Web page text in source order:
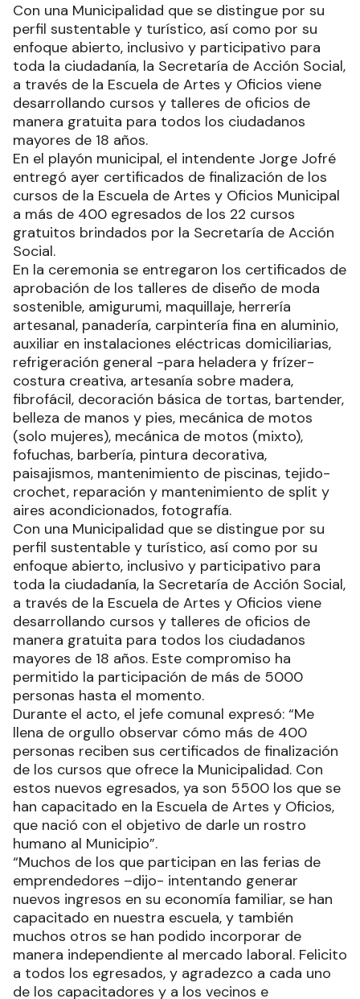
Con una Municipalidad que se distingue por su
perfil sustentable y turístico, así como por su
enfoque abierto, inclusivo y participativo para
toda la ciudadanía, la Secretaría de Acción Social,
a través de la Escuela de Artes y Oficios viene
desarrollando cursos y talleres de oficios de
manera gratuita para todos los ciudadanos
mayores de 18 años.
En el playón municipal, el intendente Jorge Jofré
entregó ayer certificados de finalización de los
cursos de la Escuela de Artes y Oficios Municipal
a más de 400 egresados de los 22 cursos
gratuitos brindados por la Secretaría de Acción
Social.
En la ceremonia se entregaron los certificados de
aprobación de los talleres de diseño de moda
sostenible, amigurumi, maquillaje, herrería
artesanal, panadería, carpintería fina en aluminio,
auxiliar en instalaciones eléctricas domiciliarias,
refrigeración general -para heladera y frízer-
costura creativa, artesanía sobre madera,
fibrofácil, decoración básica de tortas, bartender,
belleza de manos y pies, mecánica de motos
(solo mujeres), mecánica de motos (mixto),
fofuchas, barbería, pintura decorativa,
paisajismos, mantenimiento de piscinas, tejido-
crochet, reparación y mantenimiento de split y
aires acondicionados, fotografía.
Con una Municipalidad que se distingue por su
perfil sustentable y turístico, así como por su
enfoque abierto, inclusivo y participativo para
toda la ciudadanía, la Secretaría de Acción Social,
a través de la Escuela de Artes y Oficios viene
desarrollando cursos y talleres de oficios de
manera gratuita para todos los ciudadanos
mayores de 18 años. Este compromiso ha
permitido la participación de más de 5000
personas hasta el momento.
Durante el acto, el jefe comunal expresó: “Me
llena de orgullo observar cómo más de 400
personas reciben sus certificados de finalización
de los cursos que ofrece la Municipalidad. Con
estos nuevos egresados, ya son 5500 los que se
han capacitado en la Escuela de Artes y Oficios,
que nació con el objetivo de darle un rostro
humano al Municipio”.
“Muchos de los que participan en las ferias de
emprendedores –dijo- intentando generar
nuevos ingresos en su economía familiar, se han
capacitado en nuestra escuela, y también
muchos otros se han podido incorporar de
manera independiente al mercado laboral. Felicito
a todos los egresados, y agradezco a cada uno
de los capacitadores y a los vecinos e